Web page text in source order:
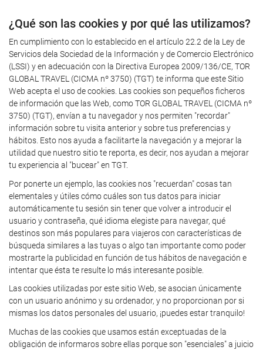
¿Qué son las cookies y por qué las utilizamos?
En cumplimiento con lo establecido en el artículo 22.2 de la Ley de
Servicios dela Sociedad de la Información y de Comercio Electrónico
(LSSI) y en adecuación con la Directiva Europea 2009/136/CE, TOR
GLOBAL TRAVEL (CICMA nº 3750) (TGT) te informa que este Sitio
Web acepta el uso de cookies. Las cookies son pequeños ficheros
de información que las Web, como TOR GLOBAL TRAVEL (CICMA nº
3750) (TGT), envían a tu navegador y nos permiten "recordar"
información sobre tu visita anterior y sobre tus preferencias y
hábitos. Esto nos ayuda a facilitarte la navegación y a mejorar la
utilidad que nuestro sitio te reporta, es decir, nos ayudan a mejorar
tu experiencia al "bucear" en TGT.
Por ponerte un ejemplo, las cookies nos "recuerdan" cosas tan
elementales y útiles cómo cuáles son tus datos para iniciar
automáticamente tu sesión sin tener que volver a introducir el
usuario y contraseña, qué idioma elegiste para navegar, qué
destinos son más populares para viajeros con características de
búsqueda similares a las tuyas o algo tan importante como poder
mostrarte la publicidad en función de tus hábitos de navegación e
intentar que ésta te resulte lo más interesante posible.
Las cookies utilizadas por este sitio Web, se asocian únicamente
con un usuario anónimo y su ordenador, y no proporcionan por si
mismas los datos personales del usuario, ¡puedes estar tranquilo!
Muchas de las cookies que usamos están exceptuadas de la
obligación de informaros sobre ellas porque son "esenciales" a juicio